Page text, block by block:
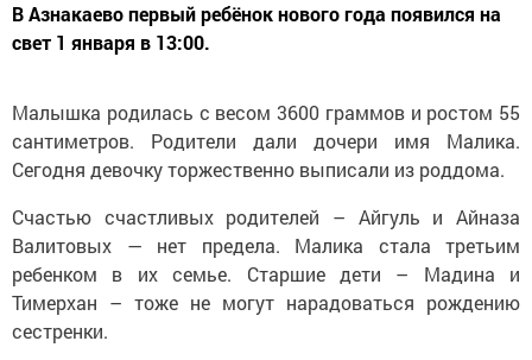
В Азнакаево первый ребёнок нового года появился на
свет 1 января в 13:00.
Малышка родилась с весом 3600 граммов и ростом 55
сантиметров. Родители дали дочери имя Малика.
Сегодня девочку торжественно выписали из роддома.
Счастью счастливых родителей – Айгуль и Айназа
Валитовых — нет предела. Малика стала третьим
ребенком в их семье. Старшие дети – Мадина и
Тимерхан – тоже не могут нарадоваться рождению
сестренки.